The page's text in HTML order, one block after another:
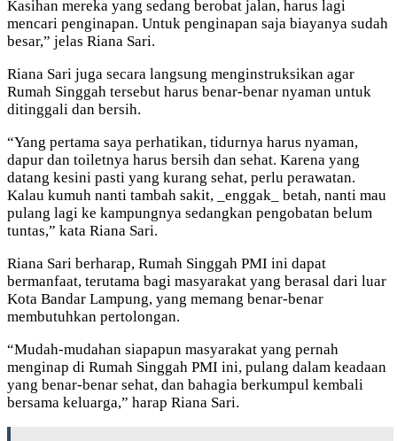
Kasihan mereka yang sedang berobat jalan, harus lagi
mencari penginapan. Untuk penginapan saja biayanya sudah
besar,” jelas Riana Sari.
Riana Sari juga secara langsung menginstruksikan agar
Rumah Singgah tersebut harus benar-benar nyaman untuk
ditinggali dan bersih.
“Yang pertama saya perhatikan, tidurnya harus nyaman,
dapur dan toiletnya harus bersih dan sehat. Karena yang
datang kesini pasti yang kurang sehat, perlu perawatan.
Kalau kumuh nanti tambah sakit, _enggak_ betah, nanti mau
pulang lagi ke kampungnya sedangkan pengobatan belum
tuntas,” kata Riana Sari.
Riana Sari berharap, Rumah Singgah PMI ini dapat
bermanfaat, terutama bagi masyarakat yang berasal dari luar
Kota Bandar Lampung, yang memang benar-benar
membutuhkan pertolongan.
“Mudah-mudahan siapapun masyarakat yang pernah
menginap di Rumah Singgah PMI ini, pulang dalam keadaan
yang benar-benar sehat, dan bahagia berkumpul kembali
bersama keluarga,” harap Riana Sari.